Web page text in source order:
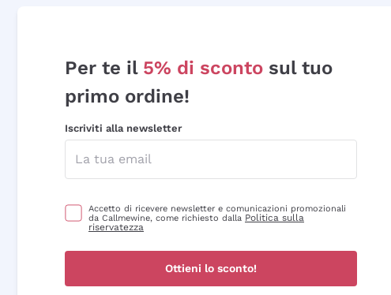
Per te il 5% di sconto sul tuo
primo ordine!
Iscriviti alla newsletter
Accetto di ricevere newsletter e comunicazioni promozionali
da Callmewine, come richiesto dalla Politica sulla
riservatezza
Ottieni lo sconto!